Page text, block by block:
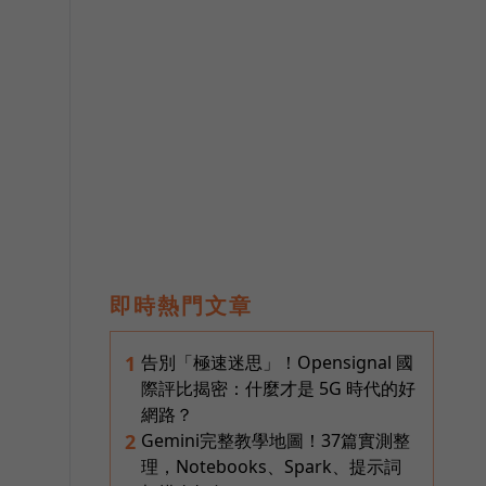
即時熱門文章
1 告別「極速迷思」！Opensignal 國
際評比揭密：什麼才是 5G 時代的好
網路？
2 Gemini完整教學地圖！37篇實測整
理，Notebooks、Spark、提示詞